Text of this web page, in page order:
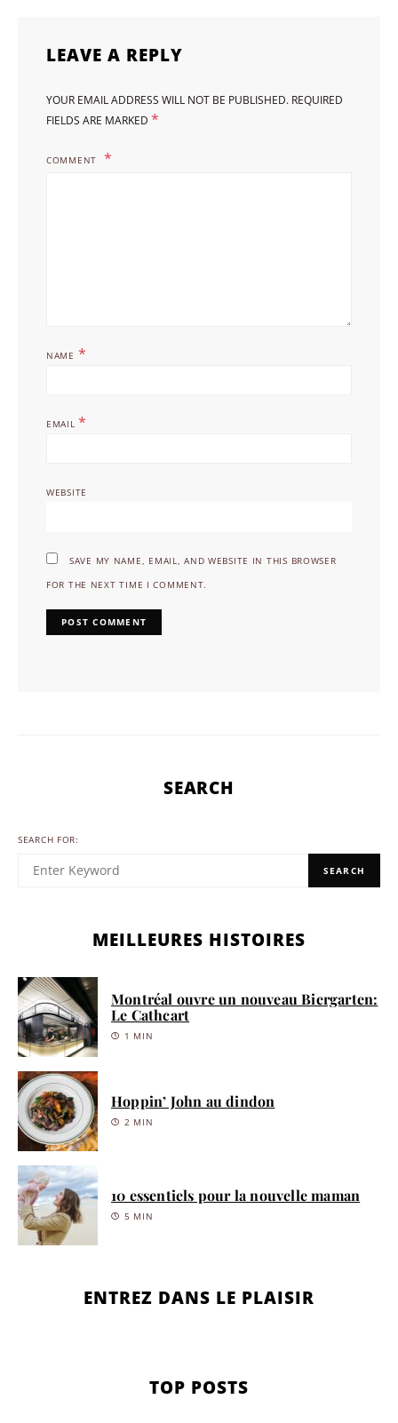
LEAVE A REPLY
YOUR EMAIL ADDRESS WILL NOT BE PUBLISHED. REQUIRED
FIELDS ARE MARKED *
COMMENT
NAME *
EMAIL *
WEBSITE
SAVE MY NAME, EMAIL, AND WEBSITE IN THIS BROWSER
FOR THE NEXT TIME I COMMENT.
SEARCH
SEARCH FOR:
SEARCH
MEILLEURES HISTOIRES
Montréal ouvre un nouveau Biergarten:
Le Cathcart
1 MIN
Hoppin’ John au dindon
2 MIN
10 essentiels pour la nouvelle maman
5 MIN
ENTREZ DANS LE PLAISIR
TOP POSTS